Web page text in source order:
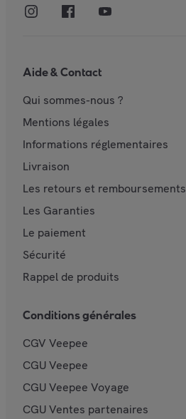
Aide & Contact
Qui sommes-nous ?
Mentions légales
Informations réglementaires
Livraison
Les retours et remboursements
Les Garanties
Le paiement
Sécurité
Rappel de produits
Conditions générales
CGV Veepee
CGU Veepee
CGU Veepee Voyage
CGU Ventes partenaires